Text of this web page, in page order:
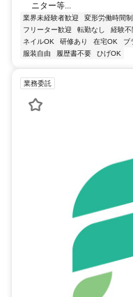
ニター等...
業界未経験者歓迎 変形労働時間制
フリーター歓迎
転勤なし 経験不
ネイルOK
研修あり 在宅OK ブ
服装自由
履歴書不要 ひげOK
業務委託